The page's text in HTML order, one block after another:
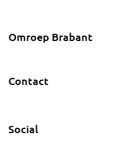
Omroep Brabant
Contact
Social